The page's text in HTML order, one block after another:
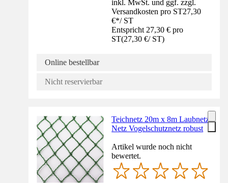
inkl. MwSt. und ggf. zzgl.
Versandkosten pro ST27,30
€*/ ST
Entspricht 27,30 € pro
ST(27,30 €/ ST)
Online bestellbar
Nicht reservierbar
Teichnetz 20m x 8m Laubnetz
Netz Vogelschutznetz robust
Artikel wurde noch nicht
bewertet.